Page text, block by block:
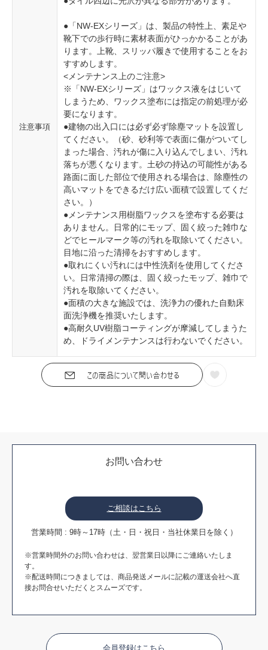
注意事項
●「NW-EXシリーズ」は、製品の特性上、素足や
靴下での歩行時に素材表面がひっかかることがあ
ります。上靴、スリッパ履きで使用することをお
すすめします。
<メンテナンス上のご注意>
※「NW-EXシリーズ」はワックス液をはじいて
しまうため、ワックス塗布には指定の前処理が必
要になります。
●建物の出入口には必ず必ず除塵マットを設置し
てください。（砂、砂利等で表面に傷がついてし
まった場合、汚れが傷に入り込んでしまい、汚れ
落ちが悪くなります。土砂の持込の可能性がある
路面に面した部位で使用される場合は、除塵性の
高いマットをできるだけ広い面積で設置してくだ
さい。）
●メンテナンス用樹脂ワックスを塗布する必要は
ありません。日常的にモップ、固く絞った雑巾な
どでヒールマーク等の汚れを取除いてください。
目地に沿った清掃をおすすめします。
●取れにくい汚れには中性洗剤を使用してくださ
い。日常清掃の際は、固く絞ったモップ、雑巾で
汚れを取除いてください。
●面積の大きな施設では、洗浄力の優れた自動床
面洗浄機を推奨いたします。
●高耐久UV樹脂コーティングが摩減してしまうた
め、ドライメンテナンスは行わないでください。
お問い合わせ
ご相談はこちら
営業時間 : 9時～17時（土・日・祝日・当社休業日を除く）
※営業時間外のお問い合わせは、翌営業日以降にご連絡いたしま
す。
※配送時間につきましては、商品発送メールに記載の運送会社へ直
接お問合せいただくとスムーズです。
会員登録はこちら